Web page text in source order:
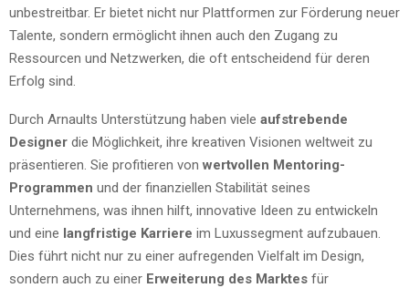
unbestreitbar. Er bietet nicht nur Plattformen zur Förderung neuer
Talente, sondern ermöglicht ihnen auch den Zugang zu
Ressourcen und Netzwerken, die oft entscheidend für deren
Erfolg sind.
Durch Arnaults Unterstützung haben viele aufstrebende
Designer die Möglichkeit, ihre kreativen Visionen weltweit zu
präsentieren. Sie profitieren von wertvollen Mentoring-
Programmen und der finanziellen Stabilität seines
Unternehmens, was ihnen hilft, innovative Ideen zu entwickeln
und eine langfristige Karriere im Luxussegment aufzubauen.
Dies führt nicht nur zu einer aufregenden Vielfalt im Design,
sondern auch zu einer Erweiterung des Marktes für